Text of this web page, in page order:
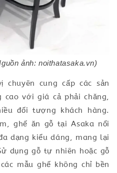
ảnh: noithatasaka.vn)
chuyên cung cấp các sản
với giá cả phải chăng,
đối tượng khách hàng.
ghế ăn gỗ tại Asaka nổi
dạng kiểu dáng, mang lại
dụng gỗ tự nhiên hoặc gỗ
mẫu ghế không chỉ bền